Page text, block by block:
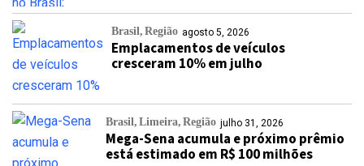
Brasil Região agosto 5, 2026
Emplacamentos de veículos
cresceram 10% em julho
Brasil Limeira Região julho 31, 2026
Mega-Sena acumula e próximo prêmio
está estimado em R$ 100 milhões